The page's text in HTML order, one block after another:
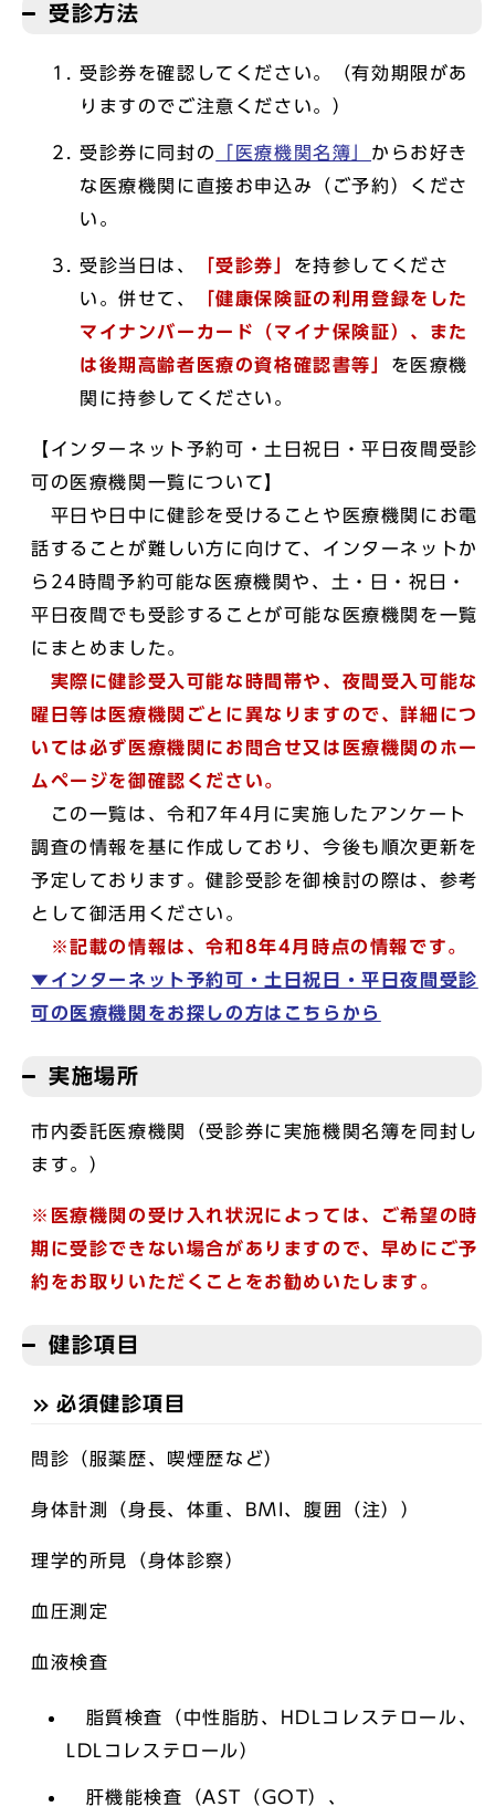
受診方法
受診券を確認してください。（有効期限があ
りますのでご注意ください。）
受診券に同封の 「医療機関名簿」 からお好き
な医療機関に直接お申込み（ご予約）くださ
い。
受診当日は、 「受診券」 を持参してくださ
い。併せて、
「健康保険証の利用登録をした
マイナンバーカード（マイナ保険証）、また
は後期高齢者医療の資格確認書等」 を医療機
関に持参してください。
【インターネット予約可・土日祝日・平日夜間受診
可の医療機関一覧について】
平日や日中に健診を受けることや医療機関にお電
話することが難しい方に向けて、インターネットか
ら24時間予約可能な医療機関や、土・日・祝日・
平日夜間でも受診することが可能な医療機関を一覧
にまとめました。
実際に健診受入可能な時間帯や、夜間受入可能な
曜日等は医療機関ごとに異なりますので、詳細につ
いては必ず医療機関にお問合せ又は医療機関のホー
ムページを御確認ください。
この一覧は、令和7年4月に実施したアンケート
調査の情報を基に作成しており、今後も順次更新を
予定しております。健診受診を御検討の際は、参考
として御活用ください。
※記載の情報は、令和8年4月時点の情報です。
▼インターネット予約可・土日祝日・平日夜間受診
可の医療機関をお探しの方はこちらから
実施場所
市内委託医療機関（受診券に実施機関名簿を同封し
ます。）
※医療機関の受け入れ状況によっては、ご希望の時
期に受診できない場合がありますので、早めにご予
約をお取りいただくことをお勧めいたします。
健診項目
必須健診項目
問診（服薬歴、喫煙歴など）
身体計測（身長、体重、BMI、腹囲（注））
理学的所見（身体診察）
血圧測定
血液検査
脂質検査（中性脂肪、HDLコレステロール、
LDLコレステロール）
肝機能検査（AST（GOT）、